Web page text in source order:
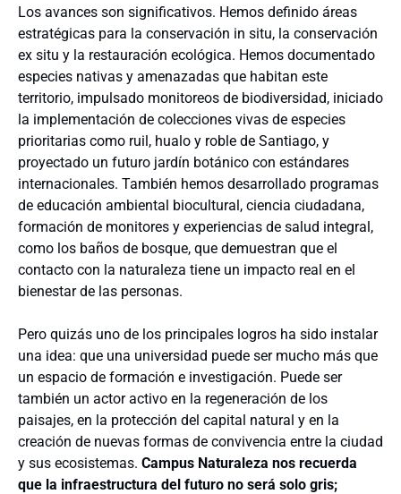
Los avances son significativos. Hemos definido áreas
estratégicas para la conservación in situ, la conservación
ex situ y la restauración ecológica. Hemos documentado
especies nativas y amenazadas que habitan este
territorio, impulsado monitoreos de biodiversidad, iniciado
la implementación de colecciones vivas de especies
prioritarias como ruil, hualo y roble de Santiago, y
proyectado un futuro jardín botánico con estándares
internacionales. También hemos desarrollado programas
de educación ambiental biocultural, ciencia ciudadana,
formación de monitores y experiencias de salud integral,
como los baños de bosque, que demuestran que el
contacto con la naturaleza tiene un impacto real en el
bienestar de las personas.
Pero quizás uno de los principales logros ha sido instalar
una idea: que una universidad puede ser mucho más que
un espacio de formación e investigación. Puede ser
también un actor activo en la regeneración de los
paisajes, en la protección del capital natural y en la
creación de nuevas formas de convivencia entre la ciudad
y sus ecosistemas. Campus Naturaleza nos recuerda
que la infraestructura del futuro no será solo gris;